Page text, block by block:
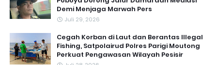
Demi Menjaga Marwah Pers
Juli 29, 2026
Cegah Korban di Laut dan Berantas Illegal
Fishing, Satpolairud Polres Parigi Moutong
Perkuat Pengawasan Wilayah Pesisir